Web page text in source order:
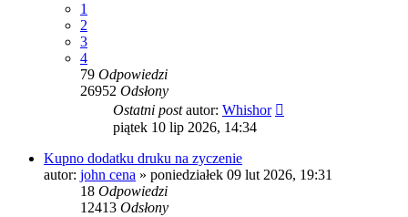
1
2
3
4
79 Odpowiedzi
26952 Odsłony
Ostatni postautor: Whishor
piątek 10 lip 2026, 14:34
Kupno dodatku druku na zyczenie
autor: john cena » poniedziałek 09 lut 2026, 19:31
18 Odpowiedzi
12413 Odsłony